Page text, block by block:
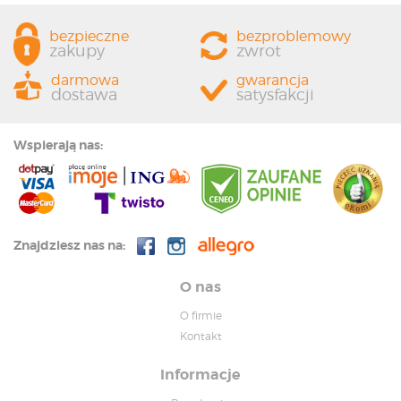
bezpieczne
zakupy
bezproblemowy
zwrot
darmowa
dostawa
gwarancja
satysfakcji
Wspierają nas:
Znajdziesz nas na:
O nas
O firmie
Kontakt
Informacje